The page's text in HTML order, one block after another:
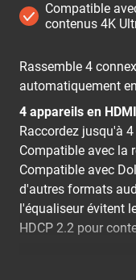
Compatible
contenus 4K
Rassemble 4
automatiquement
4 appareils en HDMI
Raccordez jusqu'à
Compatible avec la
Compatible avec
d'autres formats
l'équaliseur évitent
HDCP 2.2 pour